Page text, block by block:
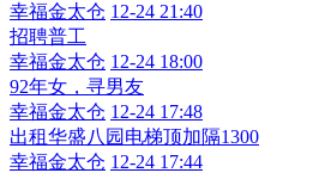
幸福金太仓 12-24 21:40
招聘普工
幸福金太仓 12-24 18:00
92年女，寻男友
幸福金太仓 12-24 17:48
出租华盛八园电梯顶加隔1300
幸福金太仓 12-24 17:44